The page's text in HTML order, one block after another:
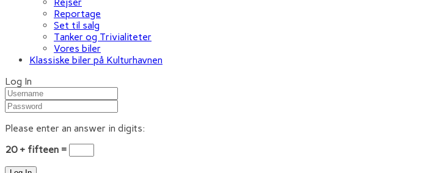
Reportage
Set til salg
Tanker og Trivialiteter
Vores biler
Klassiske biler på Kulturhavnen
Log In
Please enter an answer in digits:
20 + fifteen =